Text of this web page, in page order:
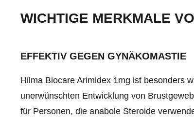
WICHTIGE MERKMALE
EFFEKTIV GEGEN GYNÄKOMASTIE
Hilma Biocare Arimidex 1mg ist besonders
unerwünschten Entwicklung von
für Personen, die anabole Steroide